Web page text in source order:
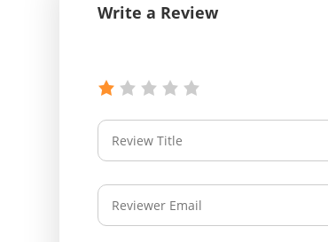
Write a Review